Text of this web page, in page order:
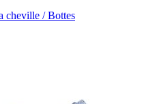
cheville / Bottes